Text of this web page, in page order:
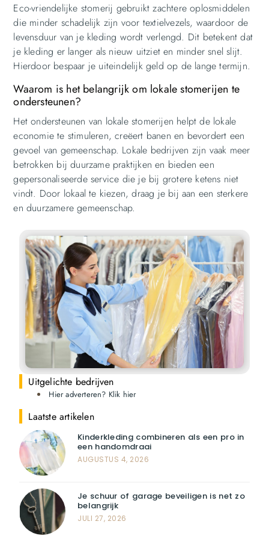
Eco-vriendelijke stomerij gebruikt zachtere oplosmiddelen
die minder schadelijk zijn voor textielvezels, waardoor de
levensduur van je kleding wordt verlengd. Dit betekent dat
je kleding er langer als nieuw uitziet en minder snel slijt.
Hierdoor bespaar je uiteindelijk geld op de lange termijn.
Waarom is het belangrijk om lokale stomerijen te
ondersteunen?
Het ondersteunen van lokale stomerijen helpt de lokale
economie te stimuleren, creëert banen en bevordert een
gevoel van gemeenschap. Lokale bedrijven zijn vaak meer
betrokken bij duurzame praktijken en bieden een
gepersonaliseerde service die je bij grotere ketens niet
vindt. Door lokaal te kiezen, draag je bij aan een sterkere
en duurzamere gemeenschap.
Uitgelichte bedrijven
Hier adverteren? Klik hier
Laatste artikelen
Kinderkleding combineren als een pro in
een handomdraai
AUGUSTUS 4, 2026
Je schuur of garage beveiligen is net zo
belangrijk
JULI 27, 2026